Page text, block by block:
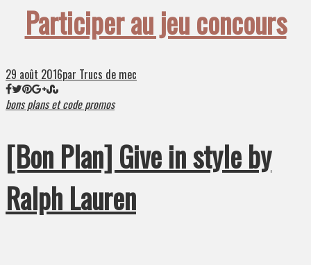
Participer au jeu concours
29 août 2016par Trucs de mec
bons plans et code promos
[Bon Plan] Give in style by
Ralph Lauren